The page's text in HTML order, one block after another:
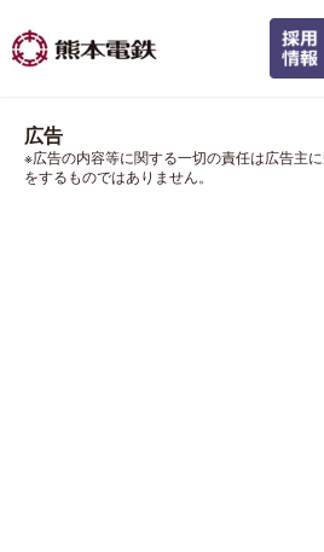
広告
※広告の内容等に関する一切の責任は広告主
をするものではありません。